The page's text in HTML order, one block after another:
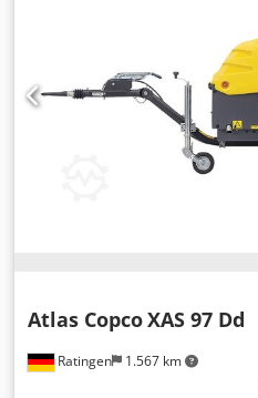
Ratingen 1.567 km
Atlas CopcoXAS 97 Dd